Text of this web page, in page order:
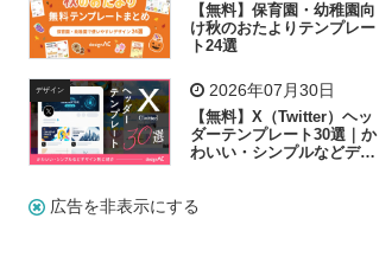
【無料】保育園・幼稚園向
け秋のおたよりテンプレー
ト24選
デザイン 2026年07月30日
【無料】X（Twitter）ヘッ
ダーテンプレート30選｜か
わいい・シンプルなどデザ
広告を非表示にする